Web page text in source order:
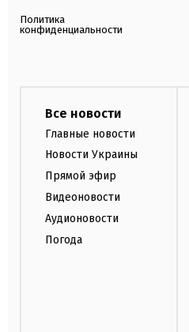
Политика
конфиденциальности
Все новости
Главные новости
Новости Украины
Прямой эфир
Видеоновости
Аудионовости
Погода